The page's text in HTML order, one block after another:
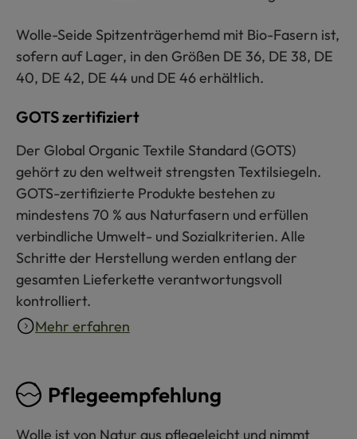
Wolle-Seide Spitzenträgerhemd mit Bio-Fasern ist,
sofern auf Lager, in den Größen DE 36, DE 38, DE
40, DE 42, DE 44 und DE 46 erhältlich.
GOTS zertifiziert
Der Global Organic Textile Standard (GOTS)
gehört zu den weltweit strengsten Textilsiegeln.
GOTS-zertifizierte Produkte bestehen zu
mindestens 70 % aus Naturfasern und erfüllen
verbindliche Umwelt- und Sozialkriterien. Alle
Schritte der Herstellung werden entlang der
gesamten Lieferkette verantwortungsvoll
kontrolliert.
Mehr erfahren
Pflegeempfehlung
Wolle ist von Natur aus pflegeleicht und nimmt